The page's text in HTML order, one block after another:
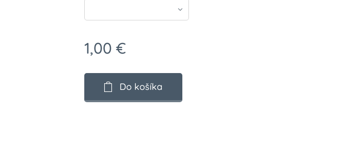
1,00 €
Do košíka